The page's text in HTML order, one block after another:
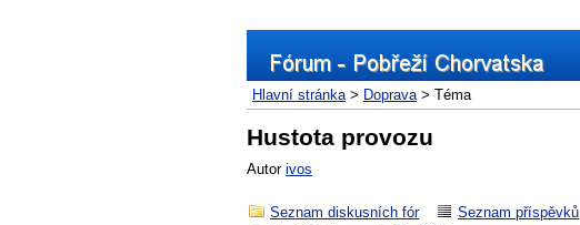
Hlavní stránka> Doprava> Téma
Hustota provozu
Autor ivos
Seznam diskusních fór Seznam příspěvků